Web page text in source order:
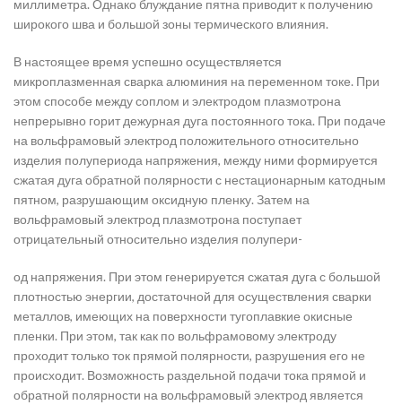
миллиметра. Однако блуждание пятна приводит к получению
широкого шва и большой зоны термического влияния.
В настоящее время успешно осуществляется
микроплазменная сварка алюминия на переменном токе. При
этом способе между соплом и электродом плазмотрона
непрерывно горит дежурная дуга постоянного тока. При подаче
на вольфрамовый электрод положительного относительно
изделия полупериода напряжения, между ними формируется
сжатая дуга обратной полярности с нестационарным катодным
пятном, разрушающим оксидную пленку. Затем на
вольфрамовый электрод плазмотрона поступает
отрицательный относительно изделия полупери-
од напряжения. При этом генерируется сжатая дуга с большой
плотностью энергии, достаточной для осуществления сварки
металлов, имеющих на поверхности тугоплавкие окисные
пленки. При этом, так как по вольфрамовому электроду
проходит только ток прямой полярности, разрушения его не
происходит. Возможность раздельной подачи тока прямой и
обратной полярности на вольфрамовый электрод является